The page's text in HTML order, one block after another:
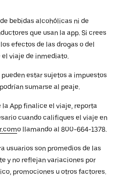
bebidas alcohólicas ni de
que usan la app. Si crees
efectos de las drogas o del
viaje de inmediato.
estar sujetos a impuestos
sumarse al peaje.
la App finalice el viaje, reporta
cuando califiques el viaje en
o llamando al 800-664-1378.
usuarios son promedios de las
y no reflejan variaciones por
promociones u otros factores.